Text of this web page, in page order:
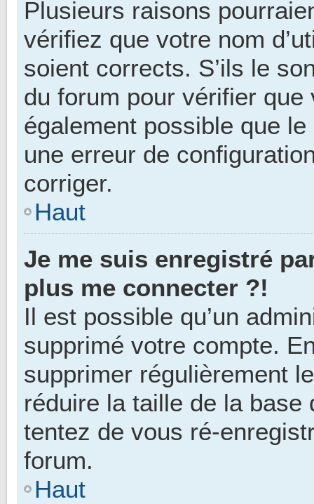
Plusieurs raisons
vérifiez que votre nom
soient corrects. S’ils le
du forum pour vérifier que
également possible que
une erreur de
corriger.
Haut
Je me suis enregistré
plus me connecter ?!
Il est possible qu’un
supprimé votre compte.
supprimer régulièrement
réduire la taille de la
tentez de vous ré-
forum.
Haut